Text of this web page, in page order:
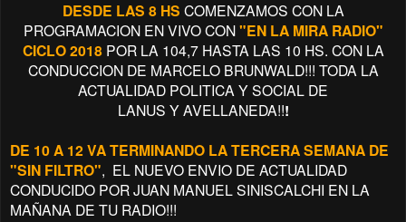
DESDE LAS 8 HS COMENZAMOS CON LA
PROGRAMACION EN VIVO CON"EN LA MIRA RADIO"
CICLO 2018 POR LA 104,7 HASTA LAS 10 HS. CON LA
CONDUCCION DE MARCELO BRUNWALD!!! TODA LA
ACTUALIDAD POLITICA Y SOCIAL DE
LANUS Y AVELLANEDA!!!
DE 10 A 12 VA TERMINANDO LA TERCERA SEMANA DE
"SIN FILTRO", EL NUEVO ENVIO DE ACTUALIDAD
CONDUCIDO POR JUAN MANUEL SINISCALCHI EN LA
MAÑANA DE TU RADIO!!!